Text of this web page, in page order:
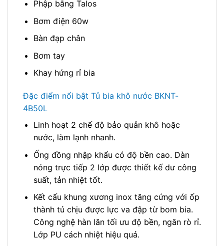
Phập bằng Talos
Bơm điện 60w
Bàn đạp chân
Bơm tay
Khay hứng rỉ bia
Đặc điểm nổi bật Tủ bia khô nước BKNT-
4B50L
Linh hoạt 2 chế độ bảo quản khô hoặc
nước, làm lạnh nhanh.
Ống đồng nhập khẩu có độ bền cao. Dàn
nóng trực tiếp 2 lớp được thiết kế dư công
suất, tản nhiệt tốt.
Kết cấu khung xương inox tăng cứng với ốp
thành tủ chịu được lực va đập từ bom bia.
Công nghệ hàn lăn tối ưu độ bền, ngăn rò rỉ.
Lớp PU cách nhiệt hiệu quả.